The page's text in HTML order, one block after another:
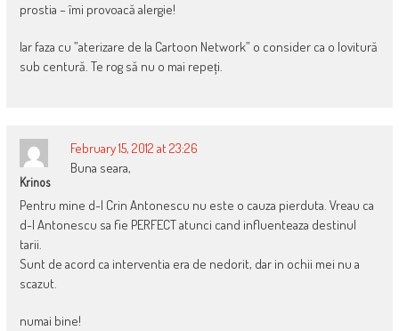
prostia – îmi provoacă alergie!
Iar faza cu ”aterizare de la Cartoon Network” o consider ca o lovitură
sub centură. Te rog să nu o mai repeți.
Krinos
February 15, 2012 at 23:26
Buna seara,
Pentru mine d-l Crin Antonescu nu este o cauza pierduta. Vreau ca
d-l Antonescu sa fie PERFECT atunci cand influenteaza destinul
tarii.
Sunt de acord ca interventia era de nedorit, dar in ochii mei nu a
scazut.
numai bine!